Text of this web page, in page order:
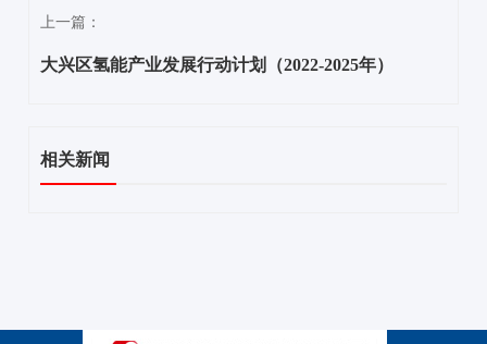
上一篇：
大兴区氢能产业发展行动计划（2022-2025年）
相关新闻